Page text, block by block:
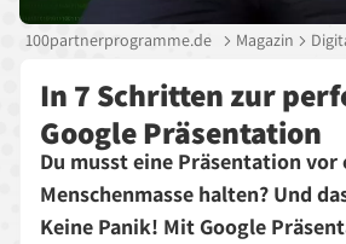
100partnerprogramme.de Magazin
In 7 Schritten zur
Google Präsentation
Du musst eine Präsentation vor
Menschenmasse halten? Und
Keine Panik! Mit Google